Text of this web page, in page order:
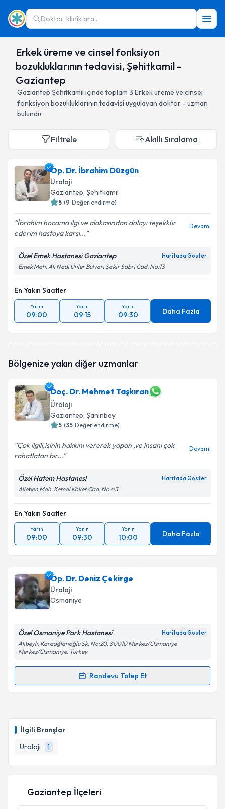
Doktor, klinik ara...
Erkek üreme ve cinsel fonksiyon
bozukluklarının tedavisi, Şehitkamil -
Gaziantep
Gaziantep Şehitkamil içinde toplam 3 Erkek üreme ve cinsel
fonksiyon bozukluklarının tedavisi uygulayan doktor - uzman
bulundu
İlgili Branşlar
Üroloji
1
Filtrele Akıllı Sıralama
Op. Dr. İbrahim Düzgün
Üroloji
Gaziantep, Şehitkamil
5 (9 Değerlendirme)
İbrahim hocama ilgi ve alakasından dolayı teşekkür
ederim hastaya karşı...
Devamı
Özel Emek Hastanesi Gaziantep Haritada Göster
Emek Mah. Ali Nadi Ünler Bulvarı Şakir Sabri Cad. No:13
En Yakın Saatler
Yarın
09:00
Yarın
09:15
Yarın
09:30 Daha Fazla
Bölgenize yakın diğer uzmanlar
Doç. Dr. Mehmet Taşkıran
Üroloji
Gaziantep, Şahinbey
5 (35 Değerlendirme)
Çok ilgili,işinin hakkını vererek yapan ,ve insanı çok
rahatlatan bir...
Devamı
Özel Hatem Hastanesi Haritada Göster
Alleben Mah. Kemal Köker Cad. No:43
En Yakın Saatler
Yarın
09:00
Yarın
09:30
Yarın
10:00 Daha Fazla
Op. Dr. Deniz Çekirge
Üroloji
Osmaniye
Özel Osmaniye Park Hastanesi Haritada Göster
Alibeyli, Karaoğlanoğlu Sk. No:20, 80010 Merkez/Osmaniye
Merkez/Osmaniye, Turkey
Randevu Talep Et
Randevu Takvimi Talebi
takvim hazırlandığında e-posta ile bilgilendireceğiz.
E-posta Adresiniz
Kişisel verilerimin işlenmesine ilişkinAydınlatma
Gaziantep İlçeleri